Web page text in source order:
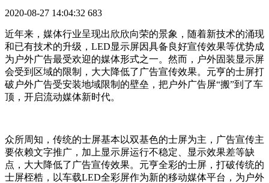
2020-08-27 14:04:32 683
近年来，媒体行业呈现出欣欣向荣的景象，随着新技术的涌现
和已有技术的升级，LED显示屏因具备良好宣传效果等优势成
为户外广告最受欢迎的媒体形式之一。然而，户外固装显示屏
会受到区域的限制，大大降低了广告宣传效果。元亨的士屏打
破户外广告受安装地域限制的壁垒，把户外广告屏“搬”到了车
顶，开启流动媒体新时代。
众所周知，传统的士屏基本以双基色的士屏为主，广告宣传主
要依赖文字推广，加上显示屏运行不稳定、显示效果差等缺
点，大大降低了广告宣传效果。元亨全彩的士屏，打破传统的
士屏桎梏，以车载LED全彩屏作为新的移动媒体平台，为户外